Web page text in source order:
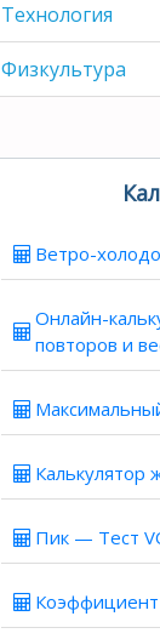
Технология
Физкультура
Ветро-
Онлайн-
повторов и
Калькулятор
Пик — Тест
Коэффициент